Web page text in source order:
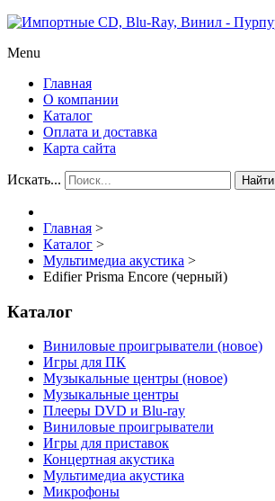
Menu
Главная
О компании
Каталог
Оплата и доставка
Карта сайта
Искать... Найти
Главная >
Каталог >
Мультимедиа акустика >
Edifier Prisma Encore (черный)
Каталог
Виниловые проигрыватели (новое)
Игры для ПК
Музыкальные центры (новое)
Музыкальные центры
Плееры DVD и Blu-ray
Виниловые проигрыватели
Игры для приставок
Концертная акустика
Мультимедиа акустика
Микрофоны